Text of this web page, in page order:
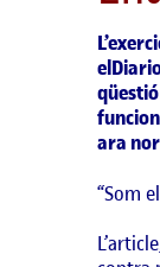
ara
“Som